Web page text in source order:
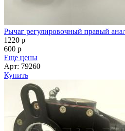
Рычаг регулировочный правый
1220 p
600 p
Еще цены
Арт: 79260
Купить